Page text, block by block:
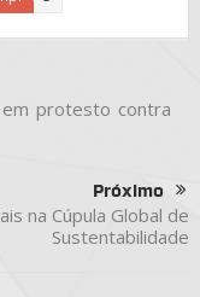
protesto contra
Próximo
na Cúpula Global de
Sustentabilidade